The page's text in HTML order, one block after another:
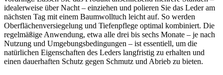
idealerweise über Nacht – einziehen und polieren Sie das Leder am
nächsten Tag mit einem Baumwolltuch leicht auf. So werden
Oberflächenversiegelung und Tiefenpflege optimal kombiniert. Die
regelmäßige Anwendung, etwa alle drei bis sechs Monate – je nach
Nutzung und Umgebungsbedingungen – ist essentiell, um die
natürlichen Eigenschaften des Leders langfristig zu erhalten und
einen dauerhaften Schutz gegen Schmutz und Abrieb zu bieten.